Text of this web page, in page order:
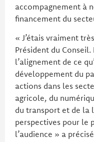
accompagnement à
financement du
« J’étais vraiment
Président du
l’alignement de ce
développement du
actions dans les
agricole, du
du transport et de la
perspectives pour le
l’audience » a